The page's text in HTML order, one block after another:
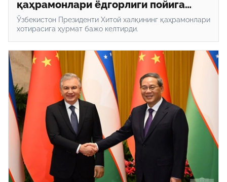
қаҳрамонлари ёдгорлиги пойига
гулчамбар қўйди
Ўзбекистон Президенти Хитой халқининг қаҳрамонлари
хотирасига ҳурмат бажо келтирди.